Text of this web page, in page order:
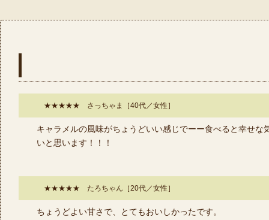
★★★★★ さっちゃま［40代／女性］
キャラメルの風味がちょうどいい感じでーー食べると幸せ
いと思います！！！
★★★★★ たろちゃん［20代／女性］
ちょうどよい甘さで、とてもおいしかったです。